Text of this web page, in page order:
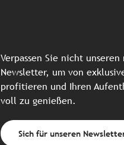
Verpassen Sie nicht
Newsletter, um von
profitieren und Ihren
voll zu genießen.
Sich für unseren